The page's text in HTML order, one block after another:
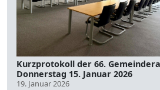
Kurzprotokoll der 66.
Donnerstag 15. Januar 2026
19. Januar 2026